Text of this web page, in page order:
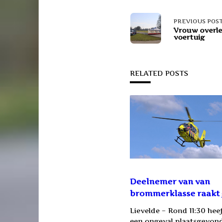
<span
subtitle
screen-
reader-
PREVIOUS
Vrouw
voertuig
RELATED POSTS
Deelnemer van van
brommerklasse raakt
Lievelde – Rond 11:30